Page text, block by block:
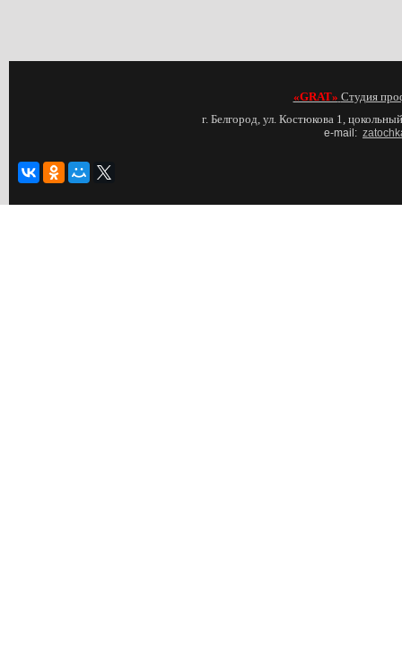
«GRAT» Студия
г. Белгород, ул. Костюкова 1,
e-mail: